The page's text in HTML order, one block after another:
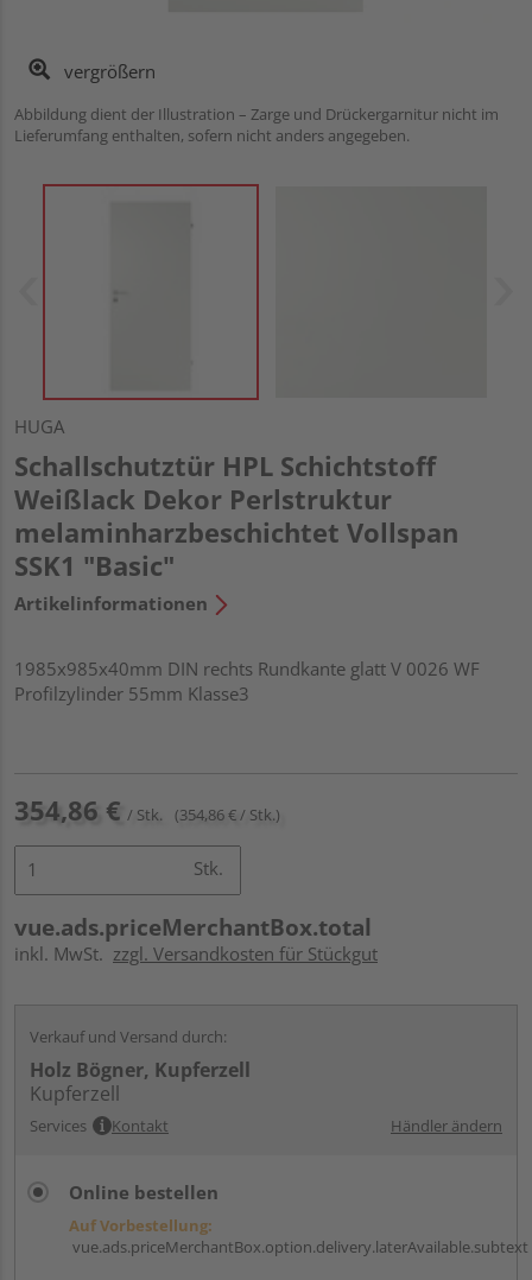
vergrößern
Abbildung dient der Illustration – Zarge und Drückergarnitur nicht im
Lieferumfang enthalten, sofern nicht anders angegeben.
HUGA
Schallschutztür HPL Schichtstoff
Weißlack Dekor Perlstruktur
melaminharzbeschichtet Vollspan
SSK1 "Basic"
Artikelinformationen
1985x985x40mm DIN rechts Rundkante glatt V 0026 WF
Profilzylinder 55mm Klasse3
354,86 € / Stk. (354,86 € / Stk.)
Stk.
vue.ads.priceMerchantBox.total
inkl. MwSt. zzgl. Versandkosten für Stückgut
Verkauf und Versand durch:
Holz Bögner, Kupferzell
Kupferzell
Services Kontakt Händler ändern
Online bestellen
Auf Vorbestellung:
vue.ads.priceMerchantBox.option.delivery.laterAvailable.subtext